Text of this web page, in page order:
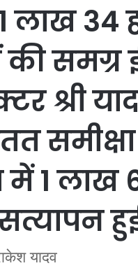
लाख 34
की समग्र
श्री
में 1 लाख
यादव